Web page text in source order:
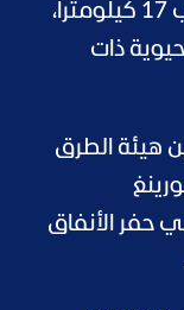
في مرحلتها الأولى لمسافة تقارب 17 كيلومترا،
حيوية ذات
هيئة الطرق
حفر الأنفاق